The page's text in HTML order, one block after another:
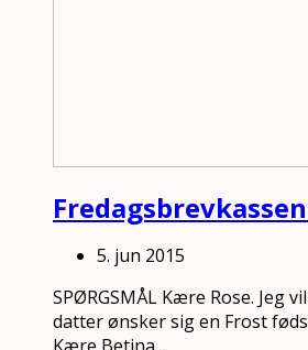
5. jun 2015
SPØRGSMÅL Kære Rose. Jeg
datter ønsker sig en Frost